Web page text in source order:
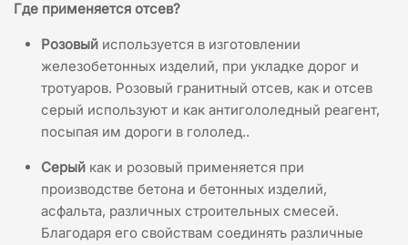
Где применяется отсев?
Розовый используется в изготовлении
железобетонных изделий, при укладке дорог и
тротуаров. Розовый гранитный отсев, как и отсев
серый используют и как антигололедный реагент,
посыпая им дороги в гололед..
Серый как и розовый применяется при
производстве бетона и бетонных изделий,
асфальта, различных строительных смесей.
Благодаря его свойствам соединять различные